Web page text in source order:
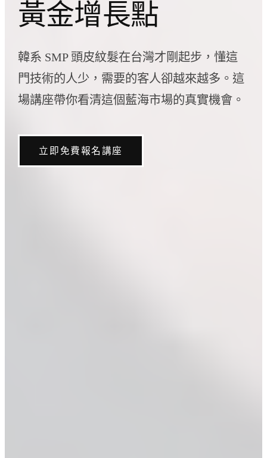
黃金增長點
韓系 SMP 頭皮紋髮在台灣才剛起步，懂這
門技術的人少，需要的客人卻越來越多。這
場講座帶你看清這個藍海市場的真實機會。
立即免費報名講座